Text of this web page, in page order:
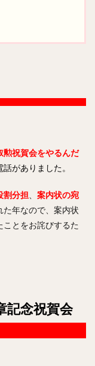
勲祝賀会をやるんだ
がありました。
割分担
案内状の宛
年なので、案内状
ことをお詫びするた
記念祝賀会